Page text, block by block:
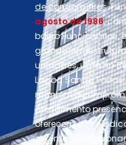
de condomínios.
agosto de 1986,
bairro Funcionários,
grande
unidades, uma no
Lagoa Santa.
mantêm o
atendimento
oferecem aos
gerente de